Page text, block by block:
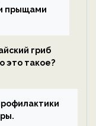
прыщами
гриб
это такое?